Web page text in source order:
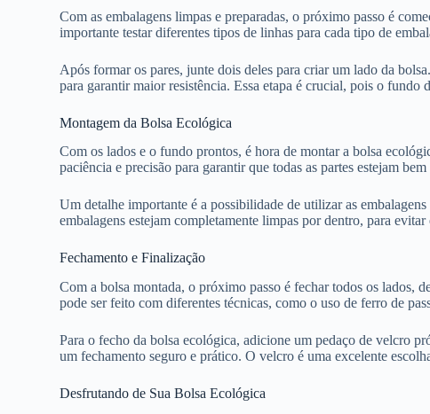
Com as embalagens limpas e preparadas, o próximo passo é
importante testar diferentes tipos de linhas para cada tipo de
Após formar os pares, junte dois deles para criar um lado da
para garantir maior resistência. Essa etapa é crucial, pois o fundo
Montagem da Bolsa Ecológica
Com os lados e o fundo prontos, é hora de montar a bolsa
paciência e precisão para garantir que todas as partes estejam
Um detalhe importante é a possibilidade de utilizar as
embalagens estejam completamente limpas por dentro, para
Fechamento e Finalização
Com a bolsa montada, o próximo passo é fechar todos os lados,
pode ser feito com diferentes técnicas, como o uso de ferro de
Para o fecho da bolsa ecológica, adicione um pedaço de velcro
um fechamento seguro e prático. O velcro é uma excelente
Desfrutando de Sua Bolsa Ecológica